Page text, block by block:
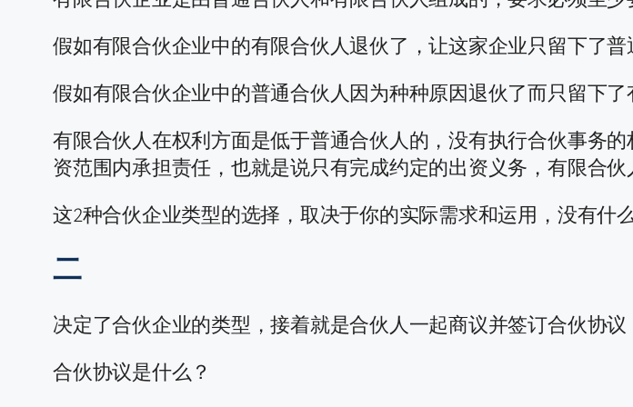
假如有限合伙企业中的有限合伙人退伙了，让这家企业只留下了
假如有限合伙企业中的普通合伙人因为种种原因退伙了而只留下
有限合伙人在权利方面是低于普通合伙人的，没有执行合伙事务
资范围内承担责任，也就是说只有完成约定的出资义务，有限合伙
这2种合伙企业类型的选择，取决于你的实际需求和运用，没有什么
二
决定了合伙企业的类型，接着就是合伙人一起商议并签订合伙协议
合伙协议是什么？